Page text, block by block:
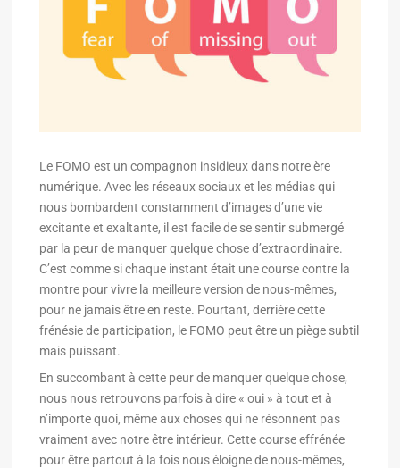
Le FOMO est un compagnon insidieux dans notre ère
numérique. Avec les réseaux sociaux et les médias qui
nous bombardent constamment d’images d’une vie
excitante et exaltante, il est facile de se sentir submergé
par la peur de manquer quelque chose d’extraordinaire.
C’est comme si chaque instant était une course contre la
montre pour vivre la meilleure version de nous-mêmes,
pour ne jamais être en reste. Pourtant, derrière cette
frénésie de participation, le FOMO peut être un piège subtil
mais puissant.
En succombant à cette peur de manquer quelque chose,
nous nous retrouvons parfois à dire « oui » à tout et à
n’importe quoi, même aux choses qui ne résonnent pas
vraiment avec notre être intérieur. Cette course effrénée
pour être partout à la fois nous éloigne de nous-mêmes,